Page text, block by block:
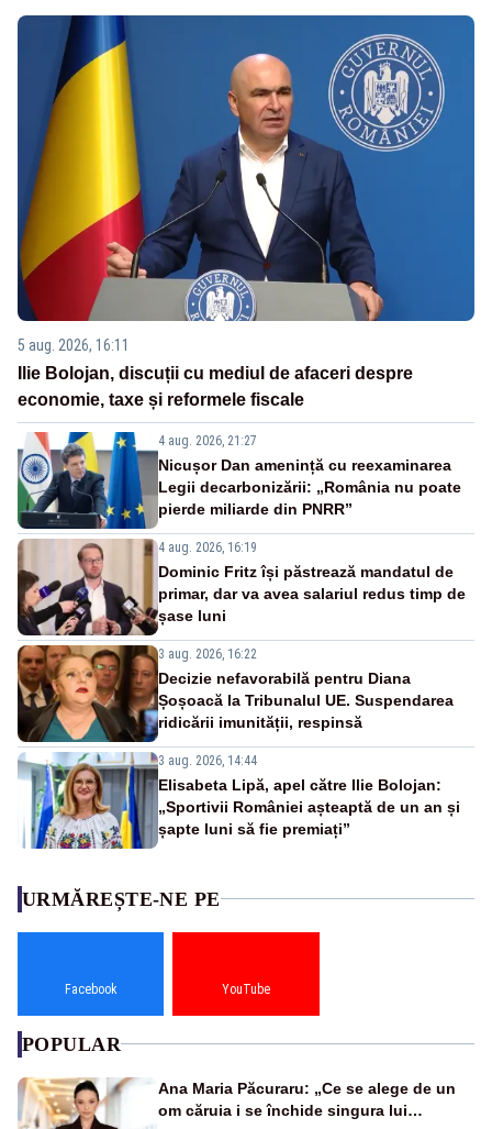
5 aug. 2026, 16:11
Ilie Bolojan, discuții cu mediul de afaceri despre
economie, taxe și reformele fiscale
4 aug. 2026, 21:27
Nicușor Dan amenință cu reexaminarea
Legii decarbonizării: „România nu poate
pierde miliarde din PNRR”
4 aug. 2026, 16:19
Dominic Fritz își păstrează mandatul de
primar, dar va avea salariul redus timp de
șase luni
3 aug. 2026, 16:22
Decizie nefavorabilă pentru Diana
Șoșoacă la Tribunalul UE. Suspendarea
ridicării imunității, respinsă
3 aug. 2026, 14:44
Elisabeta Lipă, apel către Ilie Bolojan:
„Sportivii României așteaptă de un an și
șapte luni să fie premiați”
URMĂREȘTE-NE PE
Facebook YouTube
POPULAR
Ana Maria Păcuraru: „Ce se alege de un
om căruia i se închide singura lui